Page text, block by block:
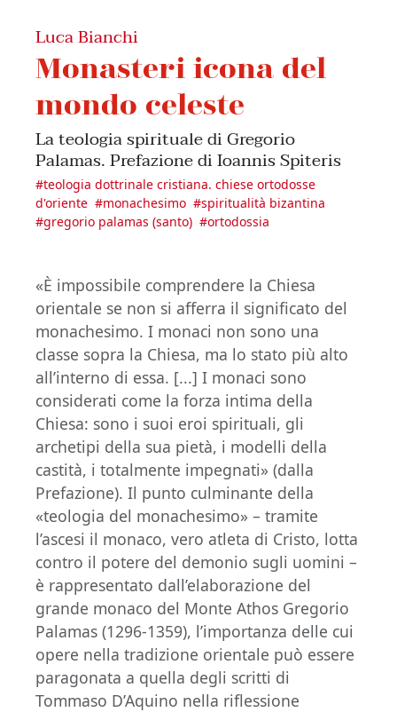
Luca Bianchi
Monasteri icona del
mondo celeste
La teologia spirituale di Gregorio
Palamas. Prefazione di Ioannis Spiteris
#teologia dottrinale cristiana. chiese ortodosse
d'oriente #monachesimo #spiritualità bizantina
#gregorio palamas (santo) #ortodossia
«È impossibile comprendere la Chiesa
orientale se non si afferra il significato del
monachesimo. I monaci non sono una
classe sopra la Chiesa, ma lo stato più alto
all’interno di essa. [...] I monaci sono
considerati come la forza intima della
Chiesa: sono i suoi eroi spirituali, gli
archetipi della sua pietà, i modelli della
castità, i totalmente impegnati» (dalla
Prefazione). Il punto culminante della
«teologia del monachesimo» – tramite
l’ascesi il monaco, vero atleta di Cristo, lotta
contro il potere del demonio sugli uomini –
è rappresentato dall’elaborazione del
grande monaco del Monte Athos Gregorio
Palamas (1296-1359), l’importanza delle cui
opere nella tradizione orientale può essere
paragonata a quella degli scritti di
Tommaso D’Aquino nella riflessione